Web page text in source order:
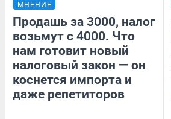
МНЕНИЕ
Продашь за 3000, налог
возьмут с 4000. Что
нам готовит новый
налоговый закон — он
коснется импорта и
даже репетиторов